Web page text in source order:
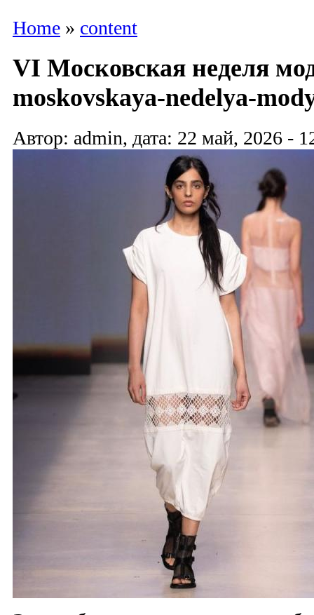
Home » content
VI Московская неделя
moskovskaya-nedelya-
Автор: admin, дата: 22 май, 2026 -